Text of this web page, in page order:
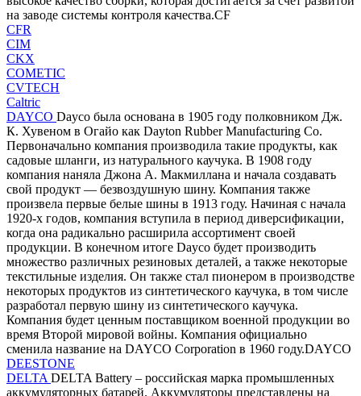
на заводе системы контроля качества.CF
CFR
CIM
CKX
COMETIC
CVTECH
Caltric
DAYCO Dayco была основана в 1905 году полковником Дж.
К. Хувеном в Огайо как Dayton Rubber Manufacturing Co.
Первоначально компания производила такие продукты, как
садовые шланги, из натурального каучука. В 1908 году
компания наняла Джона А. Макмиллана и начала создавать
свой продукт — безвоздушную шину. Компания также
произвела первые белые шины в 1913 году. Начиная с начала
1920-х годов, компания вступила в период диверсификации,
когда она радикально расширила ассортимент своей
продукции. В конечном итоге Dayco будет производить
множество различных резиновых деталей, а также некоторые
текстильные изделия. Он также стал пионером в производстве
некоторых продуктов из синтетического каучука, в том числе
разработал первую шину из синтетического каучука.
Компания будет ценным поставщиком военной продукции во
время Второй мировой войны. Компания официально
сменила название на DAYCO Corporation в 1960 году.DAYCO
DEESTONE
DELTA DELTA Battery – российская марка промышленных
аккумуляторных батарей. Аккумуляторы представлены на